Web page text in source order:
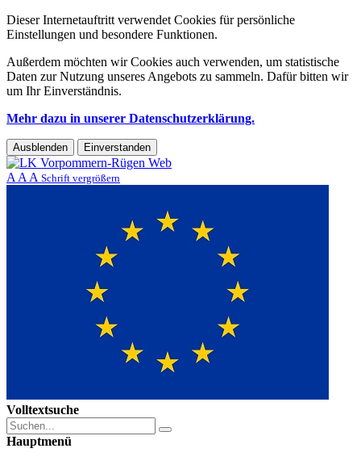
Dieser Internetauftritt verwendet Cookies für persönliche
Einstellungen und besondere Funktionen.
Außerdem möchten wir Cookies auch verwenden, um statistische
Daten zur Nutzung unseres Angebots zu sammeln. Dafür bitten wir
um Ihr Einverständnis.
Mehr dazu in unserer Datenschutzerklärung.
Ausblenden Einverstanden
A A A Schrift vergrößern
Volltextsuche
Hauptmenü